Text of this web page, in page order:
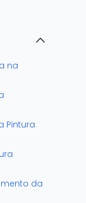
na
Pintura
da